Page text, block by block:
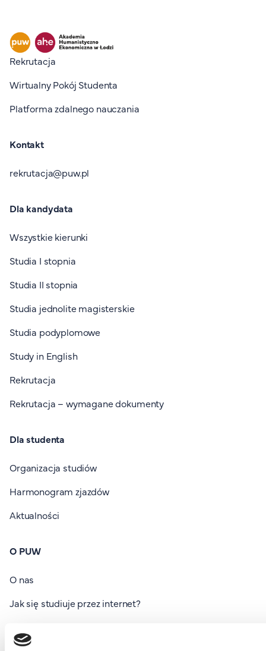
Stopka I
Rekrutacja
Wirtualny Pokój Studenta
Platforma zdalnego nauczania
Kontakt
rekrutacja@puw.pl
Dla kandydata
Wszystkie kierunki
Studia I stopnia
Studia II stopnia
Studia jednolite magisterskie
Studia podyplomowe
Study in English
Rekrutacja
Rekrutacja – wymagane dokumenty
Dla studenta
Organizacja studiów
Harmonogram zjazdów
Aktualności
O PUW
O nas
Jak się studiuje przez internet?